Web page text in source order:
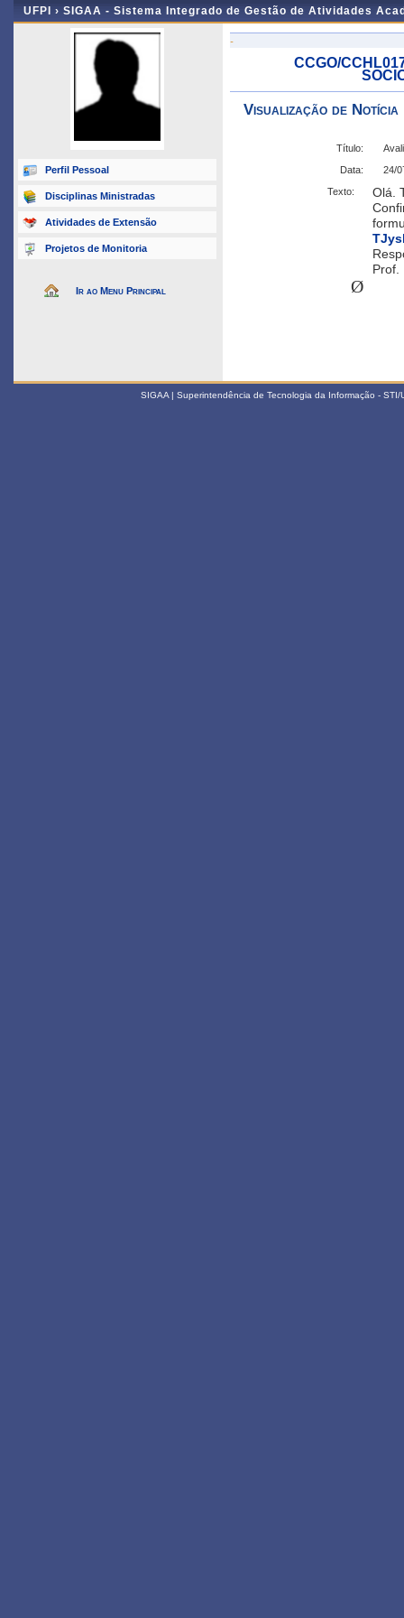
UFPI › SIGAA - Sistema Integrado de Gestão de Atividades
Perfil Pessoal
Disciplinas Ministradas
Atividades de Extensão
Projetos de Monitoria
Ir ao Menu Principal
-
CCGO/
Visualização de Notícia
Título:
Data:
24/
Texto:
Olá.
Prof.
Ø
SIGAA | Superintendência de Tecnologia da Informação -